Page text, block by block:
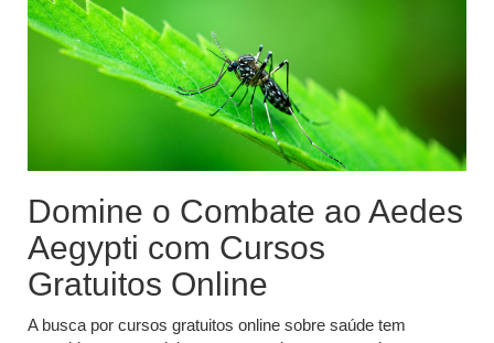
Domine o Combate ao Aedes
Aegypti com Cursos
Gratuitos Online
A busca por cursos gratuitos online sobre saúde tem